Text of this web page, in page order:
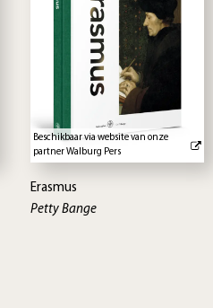
Beschikbaar via website van onze
partner Walburg Pers
Erasmus
Petty Bange